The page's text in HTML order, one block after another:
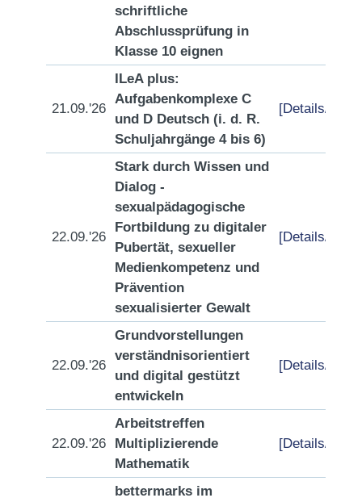
schriftliche
Abschlussprüfung in
Klasse 10 eignen
21.09.'26
ILeA plus:
Aufgabenkomplexe C
und D Deutsch (i. d. R.
Schuljahrgänge 4 bis 6)
[Details/
22.09.'26
Stark durch Wissen und
Dialog -
sexualpädagogische
Fortbildung zu digitaler
Pubertät, sexueller
Medienkompetenz und
Prävention
sexualisierter Gewalt
[Details/
22.09.'26
Grundvorstellungen
verständnisorientiert
und digital gestützt
entwickeln
[Details/
22.09.'26
Arbeitstreffen
Multiplizierende
Mathematik
[Details/
bettermarks im